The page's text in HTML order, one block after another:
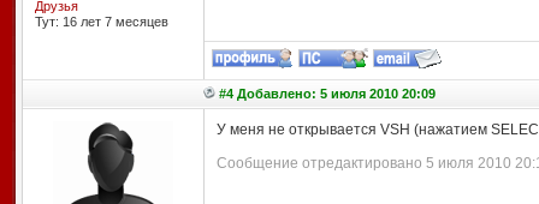
Друзья
Тут: 16 лет 7 месяцев
#4 Добавлено: 5 июля 2010 20:09
У меня не открывается VSH (нажатием
Сообщение отредактировано 5 июля 2010